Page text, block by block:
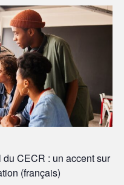
CECR : un accent sur
(français)